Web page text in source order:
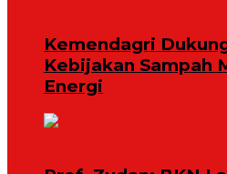
Kemendagri
Kebijakan Sampah
Energi